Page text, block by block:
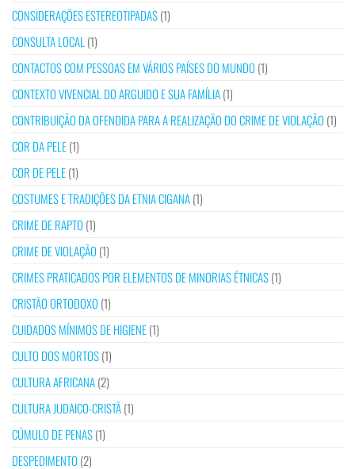
CONSIDERAÇÕES ESTEREOTIPADAS(1)
CONSULTA LOCAL (1)
CONTACTOS COM PESSOAS EM VÁRIOS PAÍSES DO MUNDO (1)
CONTEXTO VIVENCIAL DO ARGUIDO E SUA FAMÍLIA(1)
CONTRIBUIÇÃO DA OFENDIDA PARA A REALIZAÇÃO DO CRIME DE VIOLAÇÃO (1)
COR DA PELE(1)
COR DE PELE(1)
COSTUMES E TRADIÇÕES DA ETNIA CIGANA(1)
CRIME DE RAPTO (1)
CRIME DE VIOLAÇÃO (1)
CRIMES PRATICADOS POR ELEMENTOS DE MINORIAS ÉTNICAS(1)
CRISTÃO ORTODOXO (1)
CUIDADOS MÍNIMOS DE HIGIENE(1)
CULTO DOS MORTOS(1)
CULTURA AFRICANA(2)
CULTURA JUDAICO-CRISTÃ(1)
CÚMULO DE PENAS(1)
DESPEDIMENTO (2)